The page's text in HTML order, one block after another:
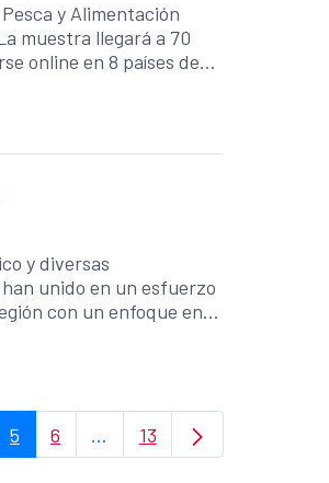
y Alimentación
muestra llegará a 70
online en 8 países de
y diversas
unido en un esfuerzo
con un enfoque en
Utilisez TAB pour
Page
5 Page
6 ...Pages intermédiaires
Page
13